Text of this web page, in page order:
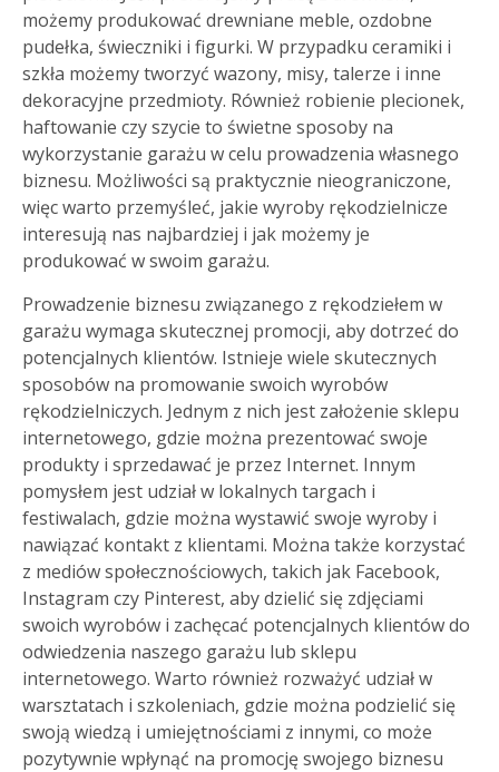
możemy produkować drewniane meble, ozdobne
pudełka, świeczniki i figurki. W przypadku ceramiki i
szkła możemy tworzyć wazony, misy, talerze i inne
dekoracyjne przedmioty. Również robienie plecionek,
haftowanie czy szycie to świetne sposoby na
wykorzystanie garażu w celu prowadzenia własnego
biznesu. Możliwości są praktycznie nieograniczone,
więc warto przemyśleć, jakie wyroby rękodzielnicze
interesują nas najbardziej i jak możemy je
produkować w swoim garażu.
Prowadzenie biznesu związanego z rękodziełem w
garażu wymaga skutecznej promocji, aby dotrzeć do
potencjalnych klientów. Istnieje wiele skutecznych
sposobów na promowanie swoich wyrobów
rękodzielniczych. Jednym z nich jest założenie sklepu
internetowego, gdzie można prezentować swoje
produkty i sprzedawać je przez Internet. Innym
pomysłem jest udział w lokalnych targach i
festiwalach, gdzie można wystawić swoje wyroby i
nawiązać kontakt z klientami. Można także korzystać
z mediów społecznościowych, takich jak Facebook,
Instagram czy Pinterest, aby dzielić się zdjęciami
swoich wyrobów i zachęcać potencjalnych klientów do
odwiedzenia naszego garażu lub sklepu
internetowego. Warto również rozważyć udział w
warsztatach i szkoleniach, gdzie można podzielić się
swoją wiedzą i umiejętnościami z innymi, co może
pozytywnie wpłynąć na promocję swojego biznesu